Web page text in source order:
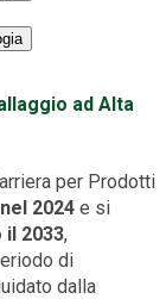
ad Alta
per Prodotti
2024 e si
il 2033,
di
dalla